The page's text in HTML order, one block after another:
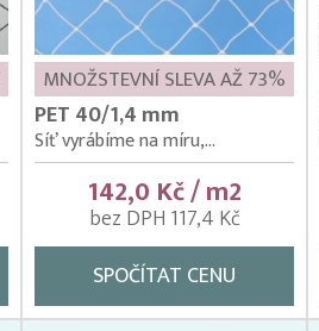
MNOŽSTEVNÍ SLEVA AŽ 73%
PET 40/1,4 mm
Síť vyrábíme na míru,...
142,0 Kč / m2
bez DPH 117,4 Kč
SPOČÍTAT CENU